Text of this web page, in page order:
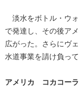
淡水をボトル・ウ
で発達し、その後ア
広がった。さらにヴ
水道事業を請け負っ
アメリカ コカコー